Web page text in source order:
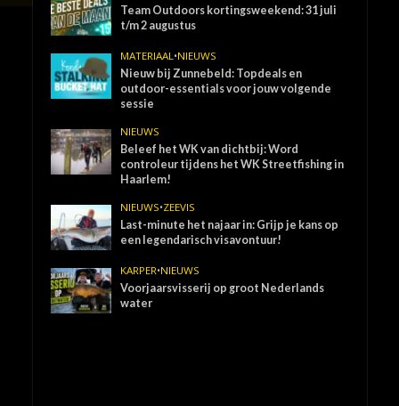
Team Outdoors kortingsweekend: 31 juli
t/m 2 augustus
MATERIAAL •NIEUWS
Nieuw bij Zunnebeld: Topdeals en
outdoor-essentials voor jouw volgende
sessie
NIEUWS
Beleef het WK van dichtbij: Word
controleur tijdens het WK Streetfishing in
Haarlem!
NIEUWS•ZEEVIS
Last-minute het najaar in: Grijp je kans op
een legendarisch visavontuur!
KARPER•NIEUWS
Voorjaarsvisserij op groot Nederlands
water